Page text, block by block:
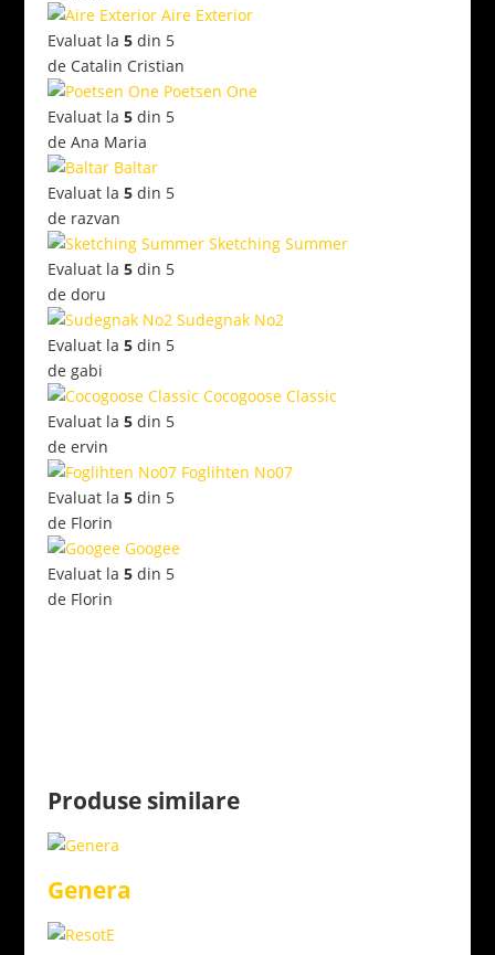
Aire Exterior
Evaluat la 5din 5
de Catalin Cristian
Poetsen One
Evaluat la 5din 5
de Ana Maria
Baltar
Evaluat la 5din 5
de razvan
Sketching Summer
Evaluat la 5din 5
de doru
Sudegnak No2
Evaluat la 5din 5
de gabi
Cocogoose Classic
Evaluat la 5din 5
de ervin
Foglihten No07
Evaluat la 5din 5
de Florin
Googee
Evaluat la 5din 5
de Florin
Produse similare
Genera